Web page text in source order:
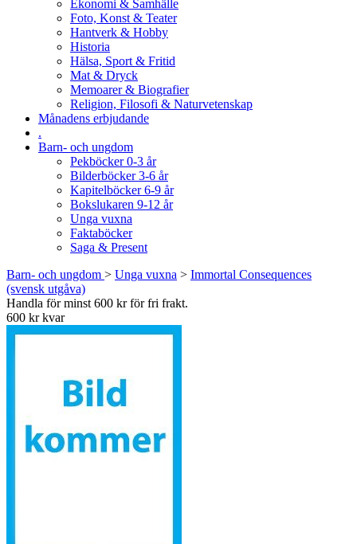
Ekonomi & Samhälle
Foto, Konst & Teater
Hantverk & Hobby
Historia
Hälsa, Sport & Fritid
Mat & Dryck
Memoarer & Biografier
Religion, Filosofi & Naturvetenskap
Månadens erbjudande
.
Barn- och ungdom
Pekböcker 0-3 år
Bilderböcker 3-6 år
Kapitelböcker 6-9 år
Bokslukaren 9-12 år
Unga vuxna
Faktaböcker
Saga & Present
Barn- och ungdom > Unga vuxna > Immortal Consequences
(svensk utgåva)
Handla för minst 600 kr för fri frakt.
600 kr kvar